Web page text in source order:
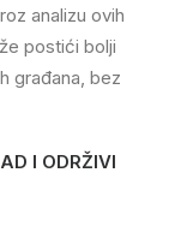
analizu ovih
postići bolji
građana, bez
I ODRŽIVI